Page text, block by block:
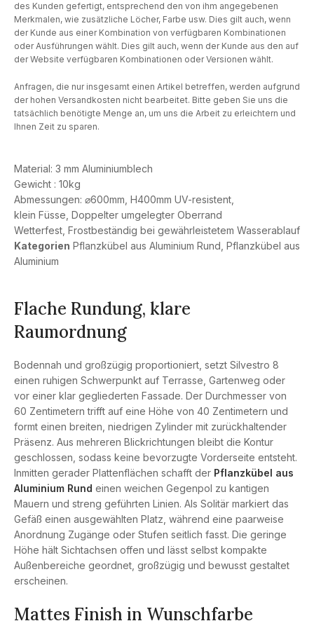
Material: 3 mm Aluminiumblech
Gewicht : 10kg
Abmessungen: ⌀600mm, H400mm UV-resistent,
klein Füsse, Doppelter umgelegter Oberrand
Wetterfest, Frostbeständig bei gewährleistetem Wasserablauf
Kategorien Pflanzkübel aus Aluminium Rund Pflanzkübel aus
Aluminium
Flache Rundung, klare
Raumordnung
Bodennah und großzügig proportioniert, setzt Silvestro 8
einen ruhigen Schwerpunkt auf Terrasse, Gartenweg oder
vor einer klar gegliederten Fassade. Der Durchmesser von
60 Zentimetern trifft auf eine Höhe von 40 Zentimetern und
formt einen breiten, niedrigen Zylinder mit zurückhaltender
Präsenz. Aus mehreren Blickrichtungen bleibt die Kontur
geschlossen, sodass keine bevorzugte Vorderseite entsteht.
Inmitten gerader Plattenflächen schafft der Pflanzkübel aus
Aluminium Rund einen weichen Gegenpol zu kantigen
Mauern und streng geführten Linien. Als Solitär markiert das
Gefäß einen ausgewählten Platz, während eine paarweise
Anordnung Zugänge oder Stufen seitlich fasst. Die geringe
Höhe hält Sichtachsen offen und lässt selbst kompakte
Außenbereiche geordnet, großzügig und bewusst gestaltet
erscheinen.
Mattes Finish in Wunschfarbe
des Kunden gefertigt, entsprechend den von ihm angegebenen
Merkmalen, wie zusätzliche Löcher, Farbe usw. Dies gilt auch, wenn
der Kunde aus einer Kombination von verfügbaren Kombinationen
oder Ausführungen wählt. Dies gilt auch, wenn der Kunde aus den auf
der Website verfügbaren Kombinationen oder Versionen wählt.
Anfragen, die nur insgesamt einen Artikel betreffen, werden aufgrund
der hohen Versandkosten nicht bearbeitet. Bitte geben Sie uns die
tatsächlich benötigte Menge an, um uns die Arbeit zu erleichtern und
Ihnen Zeit zu sparen.